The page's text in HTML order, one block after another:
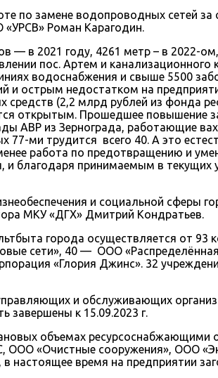
по замене водопроводных сетей
Роман Карагодин.
— в 2021 году, 4261 метр – в 2022-
пос. Артем и
водоснабжения и свыше 5500
острым недостатком на
средств (2,2 млрд рублей из фонда
открытым. Прошедшее
АВР из Зернограда, работающие
ми трудится всего 40. А это
работа по предотвращению и
и благодаря принимаемым в
и социальной сферы
МКУ «ДГХ» Дмитрий Кондратьев.
города осуществляется от 93
сети», 40 — ООО
«Глория Джинс». 32
и обслуживающих
завершены к 15.09.2023 г.
объемах
«Очистные сооружения», ООО
время на предприятии